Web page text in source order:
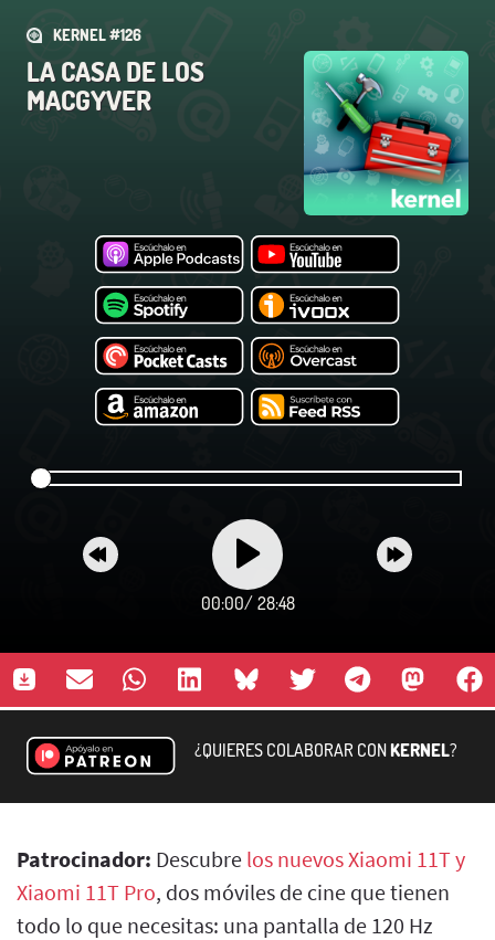
KERNEL #126
LA CASA DE LOS
MACGYVER
00:00/ 28:48
¿QUIERES COLABORAR CONKERNEL?
Patrocinador: Descubre los nuevos Xiaomi 11T y
Xiaomi 11T Pro, dos móviles de cine que tienen
todo lo que necesitas: una pantalla de 120 Hz